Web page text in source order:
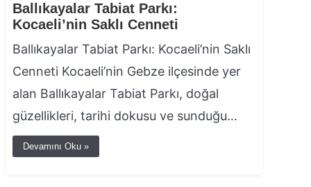
Ballıkayalar Tabiat Parkı:
Kocaeli’nin Saklı Cenneti
Ballıkayalar Tabiat Parkı: Kocaeli’nin Saklı
Cenneti Kocaeli’nin Gebze ilçesinde yer
alan Ballıkayalar Tabiat Parkı, doğal
güzellikleri, tarihi dokusu ve sunduğu…
Devamını Oku »